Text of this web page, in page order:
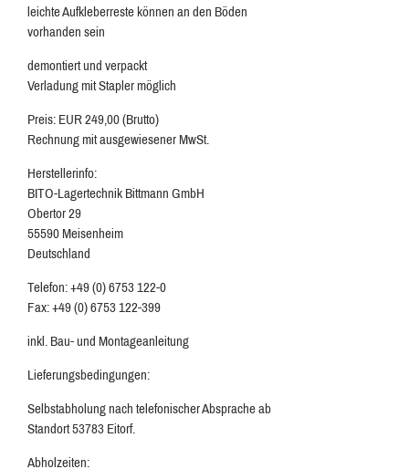
leichte Aufkleberreste können an den Böden
vorhanden sein
demontiert und verpackt
Verladung mit Stapler möglich
Preis: EUR 249,00 (Brutto)
Rechnung mit ausgewiesener MwSt.
Herstellerinfo:
BITO-Lagertechnik Bittmann GmbH
Obertor 29
55590 Meisenheim
Deutschland
Telefon: +49 (0) 6753 122-0
Fax: +49 (0) 6753 122-399
inkl. Bau- und Montageanleitung
Lieferungsbedingungen:
Selbstabholung nach telefonischer Absprache ab
Standort 53783 Eitorf.
Abholzeiten: